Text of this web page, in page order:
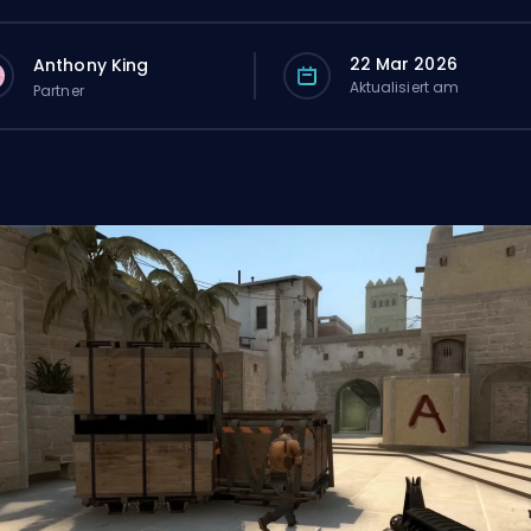
Anthony King
Partner
22 Mar 2026
Aktualisiert am